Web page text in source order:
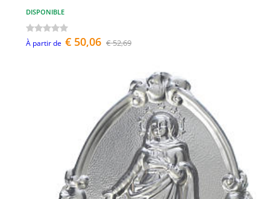
DISPONIBLE
À partir de € 50,06 € 52,69